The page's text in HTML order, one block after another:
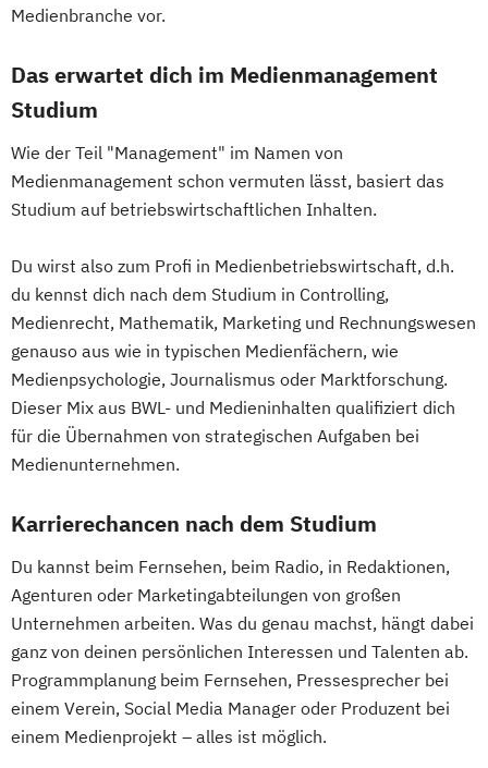
Medienbranche vor.
Das erwartet dich im Medienmanagement
Studium
Wie der Teil "Management" im Namen von
Medienmanagement schon vermuten lässt, basiert das
Studium auf betriebswirtschaftlichen Inhalten.
Du wirst also zum Profi in Medienbetriebswirtschaft, d.h.
du kennst dich nach dem Studium in Controlling,
Medienrecht, Mathematik, Marketing und Rechnungswesen
genauso aus wie in typischen Medienfächern, wie
Medienpsychologie, Journalismus oder Marktforschung.
Dieser Mix aus BWL- und Medieninhalten qualifiziert dich
für die Übernahmen von strategischen Aufgaben bei
Medienunternehmen.
Karrierechancen nach dem Studium
Du kannst beim Fernsehen, beim Radio, in Redaktionen,
Agenturen oder Marketingabteilungen von großen
Unternehmen arbeiten. Was du genau machst, hängt dabei
ganz von deinen persönlichen Interessen und Talenten ab.
Programmplanung beim Fernsehen, Pressesprecher bei
einem Verein, Social Media Manager oder Produzent bei
einem Medienprojekt – alles ist möglich.